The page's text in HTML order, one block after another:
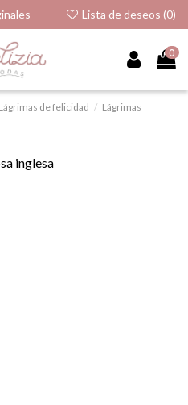
Lista de deseos (0)
0
Lágrimas de felicidad
Lágrimas